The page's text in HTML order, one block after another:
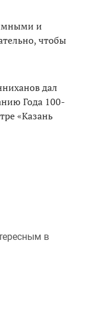
и
чтобы
дал
Года 100-
«Казань
в